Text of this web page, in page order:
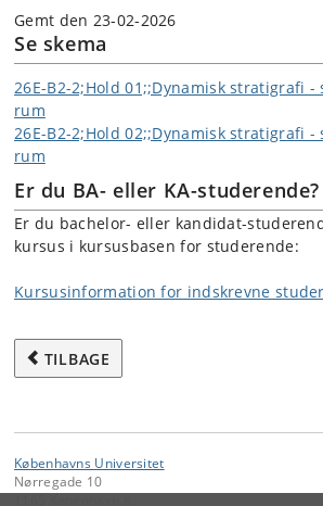
Gemt den 23-02-2026
Se skema
26E-B2-2;Hold 01;;Dynamisk stratigrafi
rum
26E-B2-2;Hold 02;;Dynamisk stratigrafi
rum
Er du BA- eller KA-studerende?
Er du bachelor- eller kandidat-
kursus i kursusbasen for studerende:
Kursusinformation for indskrevne
TILBAGE
Københavns Universitet
Nørregade 10